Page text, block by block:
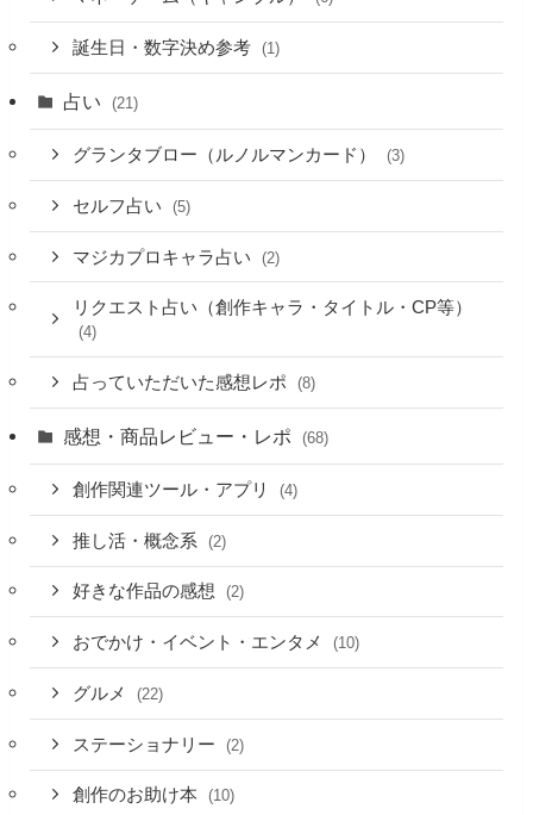
誕生日・数字決め参考 (1)
占い (21)
グランタブロー（ルノルマンカード） (3)
セルフ占い (5)
マジカプロキャラ占い (2)
リクエスト占い（創作キャラ・タイトル・CP等）
(4)
占っていただいた感想レポ (8)
感想・商品レビュー・レポ (68)
創作関連ツール・アプリ (4)
推し活・概念系 (2)
好きな作品の感想 (2)
おでかけ・イベント・エンタメ (10)
グルメ (22)
ステーショナリー (2)
創作のお助け本 (10)